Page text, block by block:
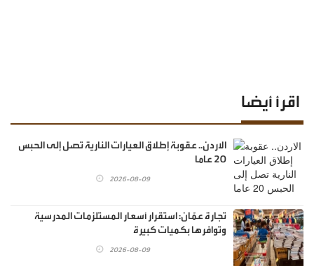
اقرأ أيضا
الاردن.. عقوبة إطلاق العيارات النارية تصل إلى الحبس
20 عاما
2026-08-09
تجارة عمّان: استقرار أسعار المستلزمات المدرسية
وتوافرها بكميات كبيرة
2026-08-09